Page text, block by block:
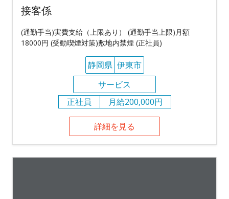
接客係
(通勤手当)実費支給（上限あり） (通勤手当上限)月額
18000円 (受動喫煙対策)敷地内禁煙 (正社員)
静岡県 伊東市
サービス
正社員
月給200,000円
詳細を見る